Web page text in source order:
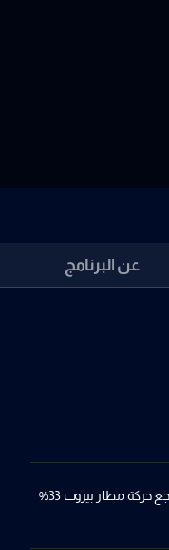
عن البرنامج
المشهد الإقتصادي تراجع حركة مطار بيروت 33%